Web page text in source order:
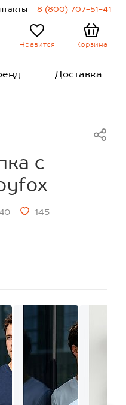
8 (800) 707-51-41
Нравится Корзина
Доставка
с
145